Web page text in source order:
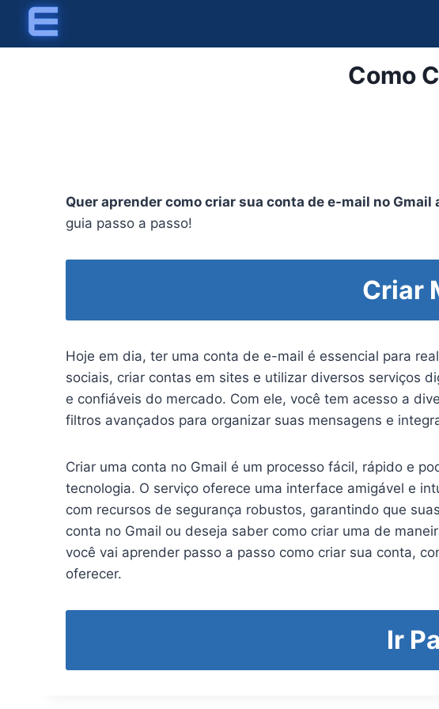
content
Como
Quer aprender como criar sua conta de e-mail no Gmail
guia passo a passo!
Criar
Hoje em dia, ter uma conta de e-mail é essencial para
sociais, criar contas em sites e utilizar diversos serviços
e confiáveis do mercado. Com ele, você tem acesso a
filtros avançados para organizar suas mensagens e
Criar uma conta no Gmail é um processo fácil, rápido e
tecnologia. O serviço oferece uma interface amigável e
com recursos de segurança robustos, garantindo que
conta no Gmail ou deseja saber como criar uma de
você vai aprender passo a passo como criar sua conta,
oferecer.
Ir